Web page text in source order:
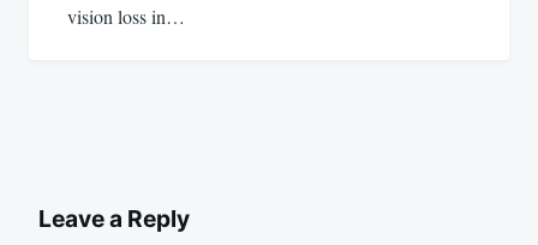
vision loss in…
Leave a Reply